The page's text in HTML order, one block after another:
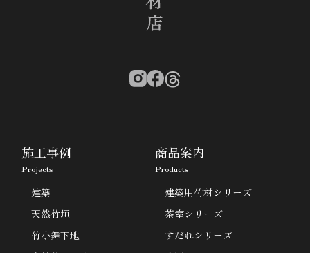
施工事例
Projects
建築
天然竹垣
竹小舞下地
商品案内
Products
建築用竹材シリーズ
茶室シリーズ
すだれシリーズ